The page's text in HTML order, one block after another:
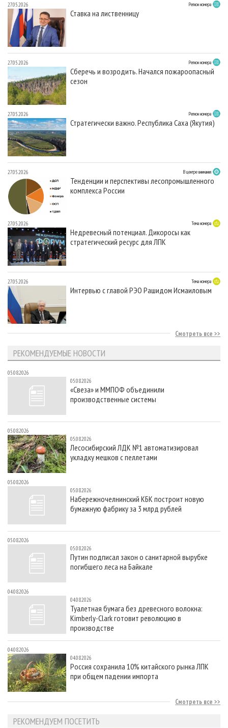
27.05.2026 Регион номера
Ставка на лиственницу
27.05.2026 Регион номера
Сберечь и возродить. Начался пожароопасный
сезон
27.05.2026 Регион номера
Стратегически важно. Республика Саха (Якутия)
27.05.2026 В центре внимания
Тенденции и перспективы лесопромышленного
комплекса России
27.05.2026 Тема номера
Недревесный потенциал. Дикоросы как
стратегический ресурс для ЛПК
27.05.2026 Тема номера
Интервью с главой РЭО Рашидом Исмаиловым
Смотреть все
РЕКОМЕНДУЕМЫЕ НОВОСТИ
05.08.2026
05.08.2026
«Свеза» и ММПОФ объединили
производственные системы
05.08.2026
05.08.2026
Лесосибирский ЛДК №1 автоматизировал
укладку мешков с пеллетами
05.08.2026
05.08.2026
Набережночелнинский КБК построит новую
бумажную фабрику за 3 млрд рублей
05.08.2026
05.08.2026
Путин подписал закон о санитарной вырубке
погибшего леса на Байкале
04.08.2026
04.08.2026
Туалетная бумага без древесного волокна:
Kimberly-Clark готовит революцию в
производстве
04.08.2026
04.08.2026
Россия сохранила 10% китайского рынка ЛПК
при общем падении импорта
Смотреть все
РЕКОМЕНДУЕМ ПОСЕТИТЬ